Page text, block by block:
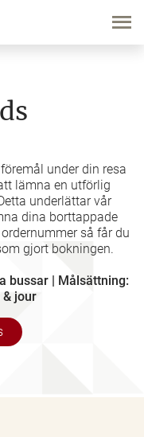
under din resa
lämna en utförlig
underlättar vår
dina borttappade
så får du
gjort bokningen.
bussar | Målsättning:
& jour